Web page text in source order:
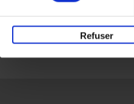
Refuser